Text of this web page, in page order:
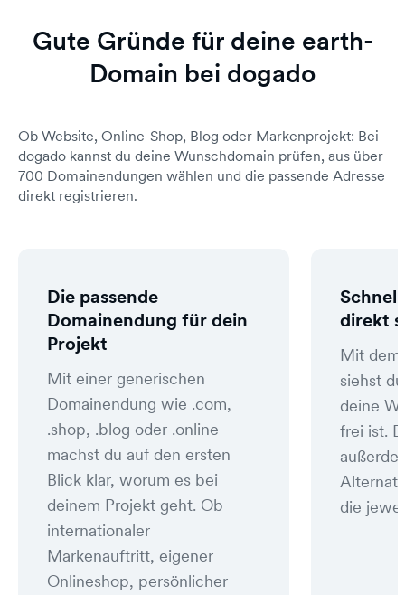
Gute Gründe für deine earth-
Domain bei dogado
Ob Website, Online-Shop, Blog oder Markenprojekt: Bei
dogado kannst du deine Wunschdomain prüfen, aus über
700 Domainendungen wählen und die passende Adresse
direkt registrieren.
Die passende
Domainendung für dein
Projekt
Mit einer generischen
Domainendung wie .com,
.shop, .blog oder .online
machst du auf den ersten
Blick klar, worum es bei
deinem Projekt geht. Ob
internationaler
Markenauftritt, eigener
Onlineshop, persönlicher
direkt
Mit dem
siehst
deine
frei ist.
die